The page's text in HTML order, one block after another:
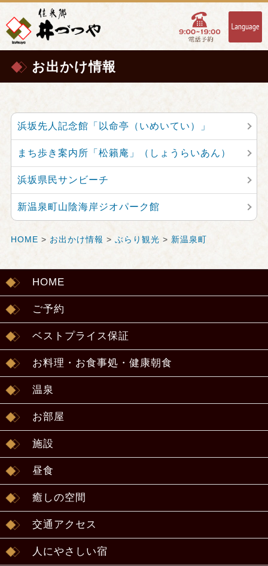
お出かけ情報
浜坂先人記念館「以命亭（いめいてい）」
まち歩き案内所「松籟庵」（しょうらいあん）
浜坂県民サンビーチ
新温泉町山陰海岸ジオパーク館
HOME > お出かけ情報 > ぶらり観光 > 新温泉町
HOME
ご予約
ベストプライス保証
お料理・お食事処・健康朝食
温泉
お部屋
施設
昼食
癒しの空間
交通アクセス
人にやさしい宿